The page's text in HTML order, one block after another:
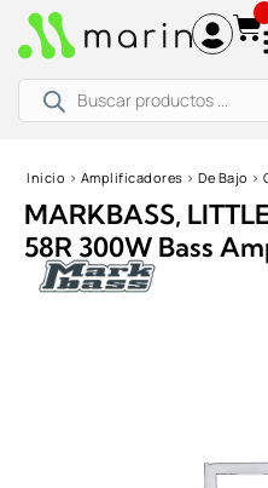
productos
Inicio › Amplificadores › De Bajo ›
MARKBASS,
58R 300W Bass